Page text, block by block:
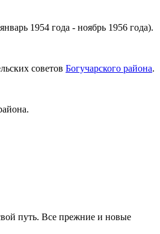
1954 года - ноябрь 1956 года).
советов Богучарского района.
путь. Все прежние и новые